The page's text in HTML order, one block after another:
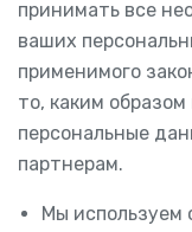
принимать все
ваших
применимого
то, каким
персональные
партнерам.
Мы используем